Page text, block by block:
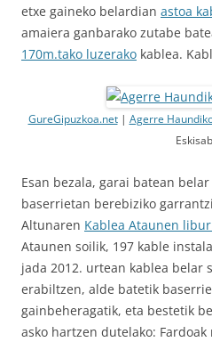
etxe gaineko belardian astoa
amaiera ganbarako zutabe
170m.tako luzerako kablea.
GureGipuzkoa.net| Agerre
Esan bezala, garai batean
baserrietan berebiziko
Altunaren Kablea Ataunen
Ataunen soilik, 197 kable
jada 2012. urtean kablea belar
erabiltzen, alde batetik
gainbeheragatik, eta bestetik
asko hartzen dutelako: